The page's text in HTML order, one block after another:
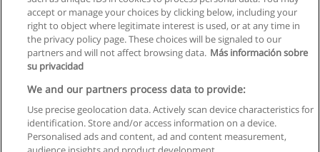
Правила пользования
accept or manage your choices by clicking below, including your
right to object where legitimate interest is used, or at any time in
the privacy policy page. These choices will be signaled to our
partners and will not affect browsing data. Más información sobre
su privacidad
We and our partners process data to provide:
Use precise geolocation data. Actively scan device characteristics for
identification. Store and/or access information on a device.
Personalised ads and content, ad and content measurement,